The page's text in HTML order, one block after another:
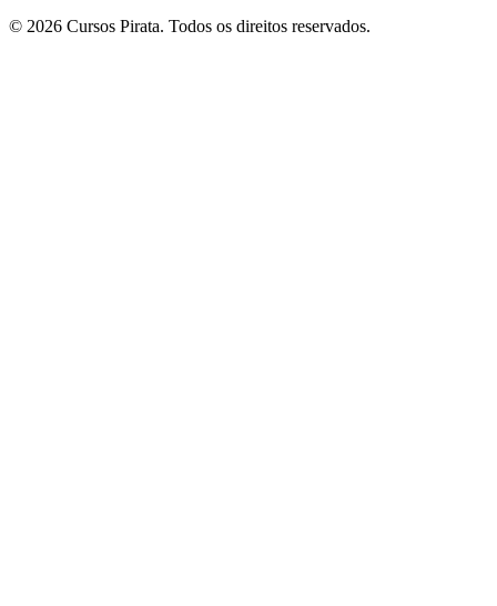
© 2026 Cursos Pirata. Todos os direitos reservados.